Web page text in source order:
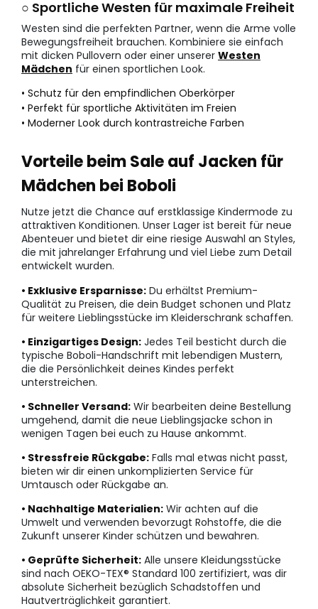
○ Sportliche Westen für maximale Freiheit
Westen sind die perfekten Partner, wenn die Arme volle
Bewegungsfreiheit brauchen. Kombiniere sie einfach
mit dicken Pullovern oder einer unserer Westen
Mädchen für einen sportlichen Look.
• Schutz für den empfindlichen Oberkörper
• Perfekt für sportliche Aktivitäten im Freien
• Moderner Look durch kontrastreiche Farben
Vorteile beim Sale auf Jacken für
Mädchen bei Boboli
Nutze jetzt die Chance auf erstklassige Kindermode zu
attraktiven Konditionen. Unser Lager ist bereit für neue
Abenteuer und bietet dir eine riesige Auswahl an Styles,
die mit jahrelanger Erfahrung und viel Liebe zum Detail
entwickelt wurden.
• Exklusive Ersparnisse: Du erhältst Premium-
Qualität zu Preisen, die dein Budget schonen und Platz
für weitere Lieblingsstücke im Kleiderschrank schaffen.
• Einzigartiges Design: Jedes Teil besticht durch die
typische Boboli-Handschrift mit lebendigen Mustern,
die die Persönlichkeit deines Kindes perfekt
unterstreichen.
• Schneller Versand: Wir bearbeiten deine Bestellung
umgehend, damit die neue Lieblingsjacke schon in
wenigen Tagen bei euch zu Hause ankommt.
• Stressfreie Rückgabe: Falls mal etwas nicht passt,
bieten wir dir einen unkomplizierten Service für
Umtausch oder Rückgabe an.
• Nachhaltige Materialien: Wir achten auf die
Umwelt und verwenden bevorzugt Rohstoffe, die die
Zukunft unserer Kinder schützen und bewahren.
• Geprüfte Sicherheit: Alle unsere Kleidungsstücke
sind nach OEKO-TEX® Standard 100 zertifiziert, was dir
absolute Sicherheit bezüglich Schadstoffen und
Hautverträglichkeit garantiert.